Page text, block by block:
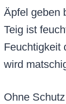
Äpfel geben
Teig ist
Feuchtigkeit
wird
Ohne